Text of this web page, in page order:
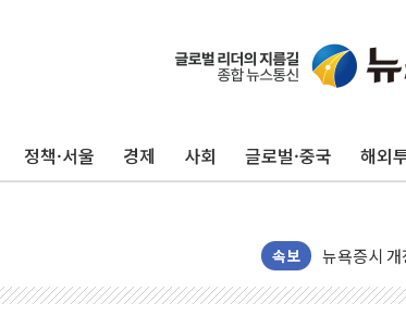
정책·서울 경제 사회 글로벌·중국 해외
속보
유럽증시,
리투아니아
뉴욕증시
김정관 장